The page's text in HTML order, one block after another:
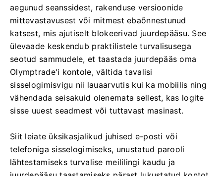
aegunud seanssidest, rakenduse versioonide
mittevastavusest või mitmest ebaõnnestunud
katsest, mis ajutiselt blokeerivad juurdepääsu. See
ülevaade keskendub praktilistele turvalisusega
seotud sammudele, et taastada juurdepääs oma
Olymptrade'i kontole, vältida tavalisi
sisselogimisvigu nii lauaarvutis kui ka mobiilis ning
vähendada seisakuid olenemata sellest, kas logite
sisse uuest seadmest või tuttavast masinast.
Siit leiate üksikasjalikud juhised e-posti või
telefoniga sisselogimiseks, unustatud parooli
lähtestamiseks turvalise meililingi kaudu ja